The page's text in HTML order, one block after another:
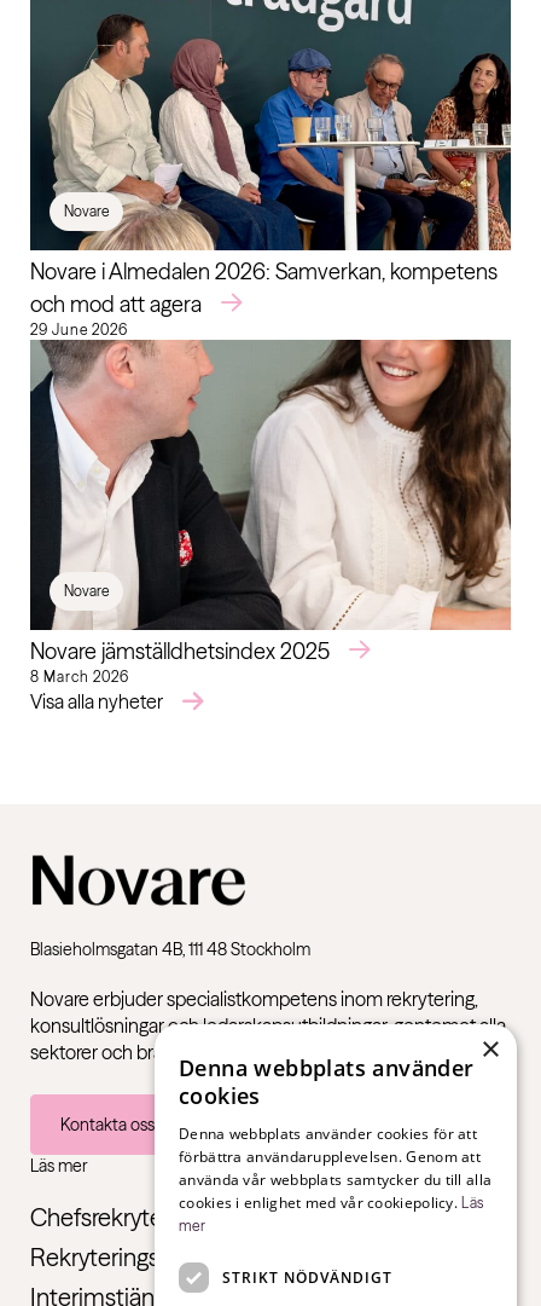
Visa alla nyheter
Novare
Novare i Almedalen 2026: Samverkan, kompetens
och mod att agera
29 June 2026
Novare
Novare jämställdhetsindex 2025
8 March 2026
Blasieholmsgatan 4B, 111 48 Stockholm
Novare erbjuder specialistkompetens inom rekrytering,
konsultlösningar och ledarskapsutbildningar, gentemot alla
sektorer och branscher – från första jobb till chefsnivå.
Kontakta oss
Läs mer
Chefsrekrytering
Rekryteringstjänster
Interimstjänster
×
Denna webbplats använder
cookies
Denna webbplats använder cookies för att
förbättra användarupplevelsen. Genom att
använda vår webbplats samtycker du till alla
cookies i enlighet med vår cookiepolicy. Läs
mer
STRIKT NÖDVÄNDIGT